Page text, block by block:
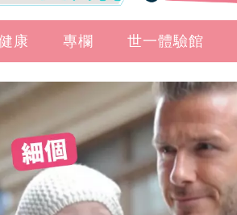
康 專欄 世一體驗館